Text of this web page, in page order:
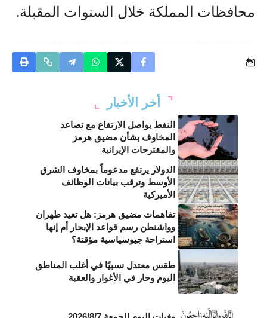
محافظات المملكة خلال السنوات المقبلة.
أخر الأخبار
النفط يواصل الارتفاع مع تصاعد
المخاوف بشأن مضيق هرمز
والمقترحات الإيرانية
الدولار يرتفع مدعوماً بمخاوف الشرق
الأوسط وترقب بيانات الوظائف
الأميركية
تفاهمات مضيق هرمز: هل تعيد طهران
وواشنطن رسم قواعد الإبحار أم إنها
استراحة جيوسياسية مؤقتة؟
طقس معتدل نسبيًا في أغلب المناطق
اليوم وحار في الأغوار والعقبة